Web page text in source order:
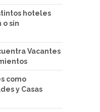
hoteles
o sin
Vacantes
como
y Casas